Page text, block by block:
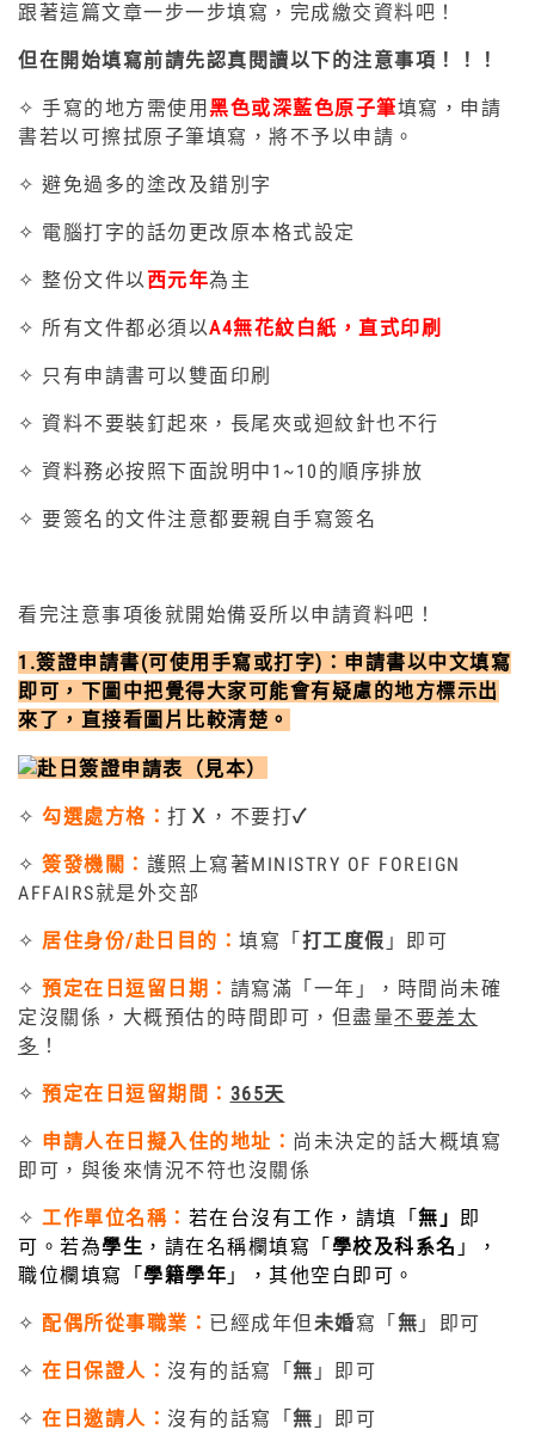
跟著這篇文章一步一步填寫，完成繳交資料吧！
但在開始填寫前請先認真閱讀以下的注意事項！！！
✧ 手寫的地方需使用 黑色或深藍色原子筆填寫，申請
書若以可擦拭原子筆填寫，將不予以申請。
✧ 避免過多的塗改及錯別字
✧ 電腦打字的話勿更改原本格式設定
✧ 整份文件以西元年為主
✧ 所有文件都必須以A4無花紋白紙，直式印刷
✧ 只有申請書可以雙面印刷
✧ 資料不要裝釘起來，長尾夾或迴紋針也不行
✧ 資料務必按照下面說明中1~10的順序排放
✧ 要簽名的文件注意都要親自手寫簽名
看完注意事項後就開始備妥所以申請資料吧！
1.簽證申請書(可使用手寫或打字)：申請書以中文填寫
即可，下圖中把覺得大家可能會有疑慮的地方標示出
來了，直接看圖片比較清楚。
✧ 勾選處方格： 打 Ｘ ，不要打✓
✧ 簽發機關： 護照上寫著MINISTRY OF FOREIGN
AFFAIRS就是外交部
✧ 居住身份/赴日目的： 填寫「 打工度假 」即可
✧ 預定在日逗留日期： 請寫滿「一年」，時間尚未確
定沒關係，大概預估的時間即可，但盡量不要差太
多 ！
✧ 預定在日逗留期間： 365天
✧ 申請人在日擬入住的地址： 尚未決定的話大概填寫
即可，與後來情況不符也沒關係
✧ 工作單位名稱： 若在台沒有工作，請填「無」 即
可。若為學生 ，請在名稱欄填寫「學校及科系名 」，
職位欄填寫「學籍學年 」，其他空白即可。
✧ 配偶所從事職業： 已經成年但 未婚寫「 無 」即可
✧ 在日保證人： 沒有的話寫「 無 」即可
✧ 在日邀請人： 沒有的話寫「 無 」即可